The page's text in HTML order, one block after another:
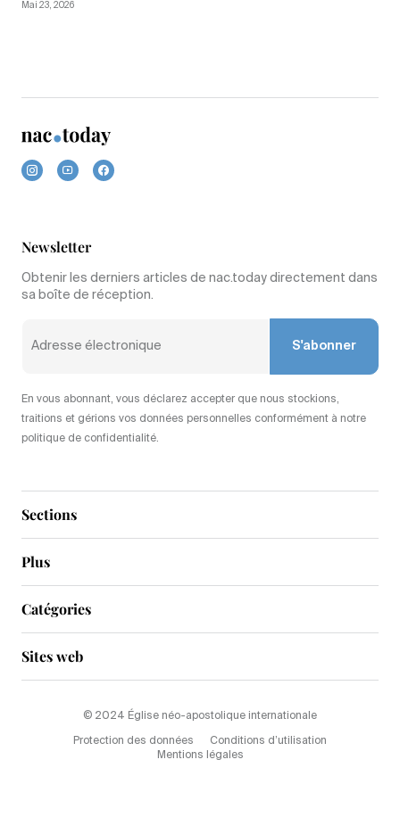
Mai 23, 2026
Sections
Plus
Newsletter
Obtenir les derniers articles de nac.today directement dans
sa boîte de réception.
S'abonner
En vous abonnant, vous déclarez accepter que nous stockions,
traitions et gérions vos données personnelles conformément à notre
politique de confidentialité.
Catégories
Sites web
© 2024 Église néo-apostolique internationale
Protection des données
Conditions d’utilisation
Mentions légales